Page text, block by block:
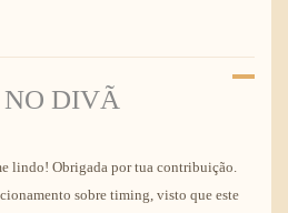
DIVÃ
lindo! Obrigada por tua contribuição.
sobre timing, visto que este